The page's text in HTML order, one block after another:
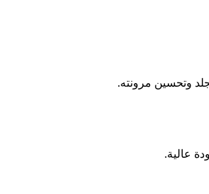
وتحسين مرونته.
عالية.